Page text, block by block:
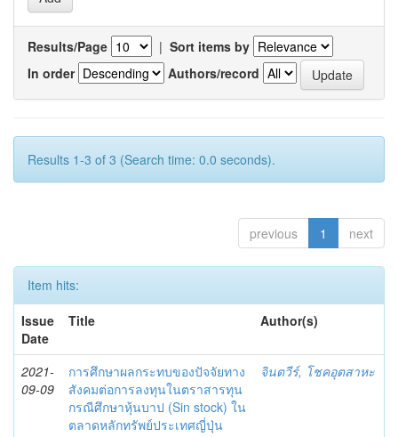
Results/Page | Sort items by
In order
Authors/record
Results 1-3 of 3 (Search time: 0.0 seconds).
previous 1 next
Item hits:
Issue
Date
Title Author(s)
2021-
09-09
การศึกษาผลกระทบของปัจจัยทาง
สังคมต่อการลงทุนในตราสารทุน
กรณีศึกษาหุ้นบาป (Sin stock) ใน
ตลาดหลักทรัพย์ประเทศญี่ปุ่น
จินตวีร์, โชคอุตสาหะ